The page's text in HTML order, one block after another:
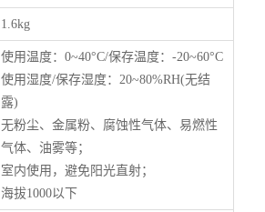
1.6kg
使用温度：0~40°C/保存温度：‐20~60°C
使用湿度/保存湿度：20~80%RH(无结
露)
无粉尘、金属粉、腐蚀性气体、易燃性
气体、油雾等；
室内使用，避免阳光直射；
海拔1000以下